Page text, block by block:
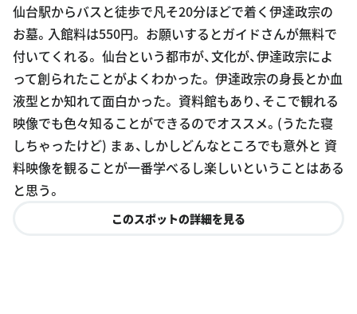
仙台駅からバスと徒歩で凡そ20分ほどで着く伊達政宗の
お墓。入館料は550円。 お願いするとガイドさんが無料で
付いてくれる。 仙台という都市が、文化が、伊達政宗によ
って創られたことがよくわかった。 伊達政宗の身長とか血
液型とか知れて面白かった。 資料館もあり、そこで観れる
映像でも色々知ることができるのでオススメ。(うたた寝
しちゃったけど) まぁ、しかしどんなところでも意外と 資
料映像を観ることが一番学べるし楽しいということはある
と思う。
このスポットの詳細を見る